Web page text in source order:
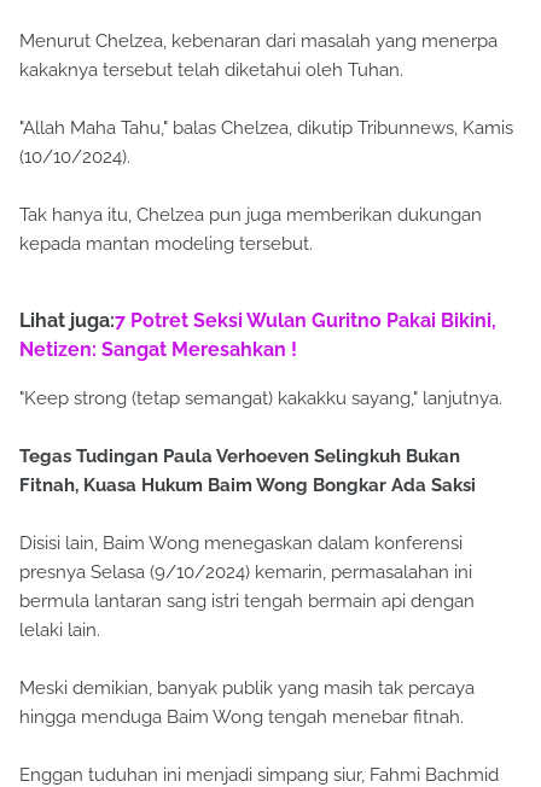
Menurut Chelzea, kebenaran dari masalah yang menerpa
kakaknya tersebut telah diketahui oleh Tuhan.
"Allah Maha Tahu," balas Chelzea, dikutip Tribunnews, Kamis
(10/10/2024).
Tak hanya itu, Chelzea pun juga memberikan dukungan
kepada mantan modeling tersebut.
Lihat juga:7 Potret Seksi Wulan Guritno Pakai Bikini,
Netizen: Sangat Meresahkan !
"Keep strong (tetap semangat) kakakku sayang," lanjutnya.
Tegas Tudingan Paula Verhoeven Selingkuh Bukan
Fitnah, Kuasa Hukum Baim Wong Bongkar Ada Saksi
Disisi lain, Baim Wong menegaskan dalam konferensi
presnya Selasa (9/10/2024) kemarin, permasalahan ini
bermula lantaran sang istri tengah bermain api dengan
lelaki lain.
Meski demikian, banyak publik yang masih tak percaya
hingga menduga Baim Wong tengah menebar fitnah.
Enggan tuduhan ini menjadi simpang siur, Fahmi Bachmid